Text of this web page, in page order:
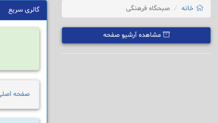
گالری سریع
صفحه
خانه صبحگاه فرهنگی
مشاهده آرشیو صفحه